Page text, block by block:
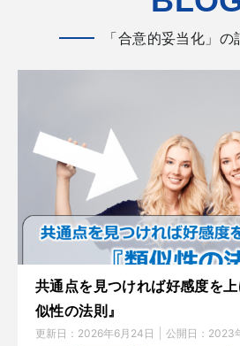
「合意的妥当化」の
共通点を見つければ好感度を
似性の法則』
更新日： 2026年6月24日 公開日： 2023